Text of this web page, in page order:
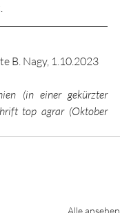
B. Nagy, 1.10.2023
(in einer gekürzter
top agrar (Oktober